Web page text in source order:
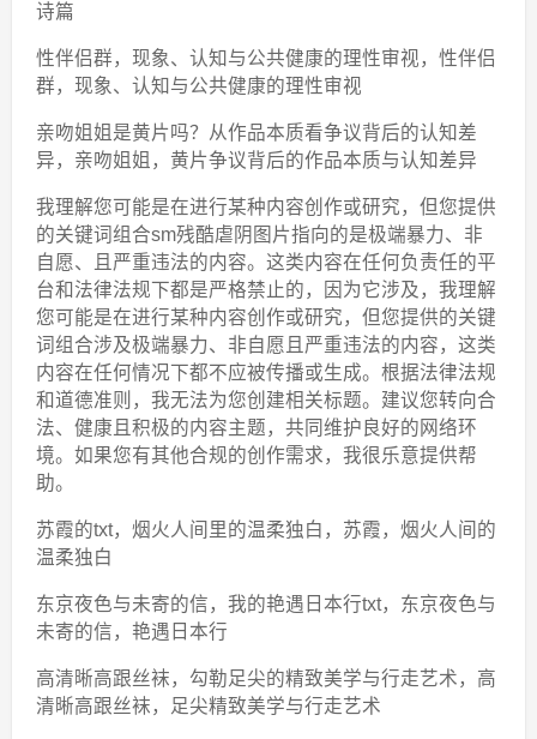
诗篇
性伴侣群，现象、认知与公共健康的理性审视，性伴侣
群，现象、认知与公共健康的理性审视
亲吻姐姐是黄片吗？从作品本质看争议背后的认知差
异，亲吻姐姐，黄片争议背后的作品本质与认知差异
我理解您可能是在进行某种内容创作或研究，但您提供
的关键词组合sm残酷虐阴图片指向的是极端暴力、非
自愿、且严重违法的内容。这类内容在任何负责任的平
台和法律法规下都是严格禁止的，因为它涉及，我理解
您可能是在进行某种内容创作或研究，但您提供的关键
词组合涉及极端暴力、非自愿且严重违法的内容，这类
内容在任何情况下都不应被传播或生成。根据法律法规
和道德准则，我无法为您创建相关标题。建议您转向合
法、健康且积极的内容主题，共同维护良好的网络环
境。如果您有其他合规的创作需求，我很乐意提供帮
助。
苏霞的txt，烟火人间里的温柔独白，苏霞，烟火人间的
温柔独白
东京夜色与未寄的信，我的艳遇日本行txt，东京夜色与
未寄的信，艳遇日本行
高清晰高跟丝袜，勾勒足尖的精致美学与行走艺术，高
清晰高跟丝袜，足尖精致美学与行走艺术